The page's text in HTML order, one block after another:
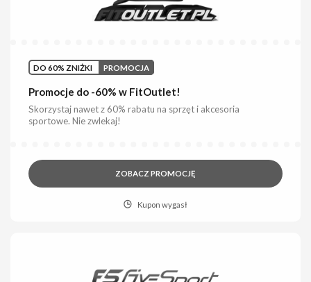
DO 60% ZNIŻKI PROMOCJA
Promocje do -60% w FitOutlet!
Skorzystaj nawet z 60% rabatu na sprzęt i akcesoria
sportowe. Nie zwlekaj!
ZOBACZ PROMOCJĘ
Kupon wygasł